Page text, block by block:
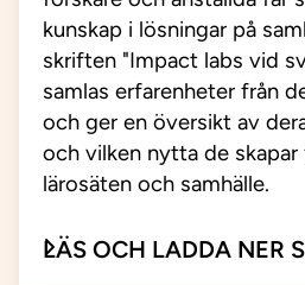
kunskap i lösningar på
skriften "Impact labs vid
samlas erfarenheter från
och ger en översikt av
och vilken nytta de
lärosäten och samhälle.
LÄS OCH LADDA NER